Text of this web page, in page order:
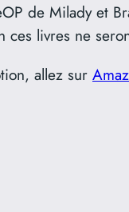
de Milady et
ces livres ne
allez sur